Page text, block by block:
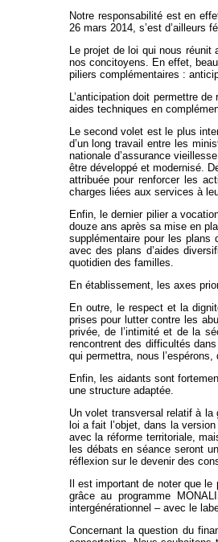
Notre responsabilité est en
26 mars 2014, s’est d’ailleurs
Le projet de loi qui nous
nos concitoyens. En effet,
piliers complémentaires :
L’anticipation doit permettre
aides techniques en
Le second volet est le plus
d’un long travail entre les
nationale d’assurance
être développé et modernisé.
attribuée pour renforcer les
charges liées aux services à
Enfin, le dernier pilier a
douze ans après sa mise en
supplémentaire pour les plans
avec des plans d’aides
quotidien des familles.
En établissement, les axes
En outre, le respect et la
prises pour lutter contre les
privée, de l’intimité et de la
rencontrent des difficultés
qui permettra, nous
Enfin, les aidants sont
une structure adaptée.
Un volet transversal relatif à la
loi a fait l’objet, dans la
avec la réforme territoriale,
les débats en séance seront
réflexion sur le devenir des
Il est important de noter que
grâce au programme
intergénérationnel – avec le
Concernant la question du